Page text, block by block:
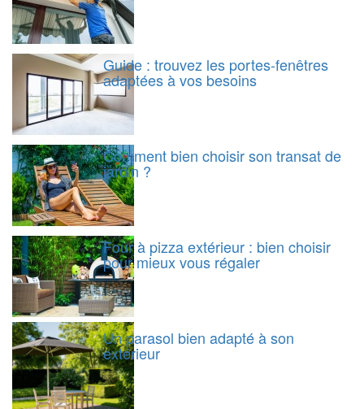
Guide : trouvez les portes-fenêtres
adaptées à vos besoins
Comment bien choisir son transat de
jardin ?
Four à pizza extérieur : bien choisir
pour mieux vous régaler
Un parasol bien adapté à son
extérieur